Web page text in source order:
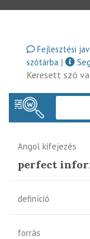
Fejlesztési
szótárba |
Keresett szó
Angol kifejezés
perfect
definíció
forrás